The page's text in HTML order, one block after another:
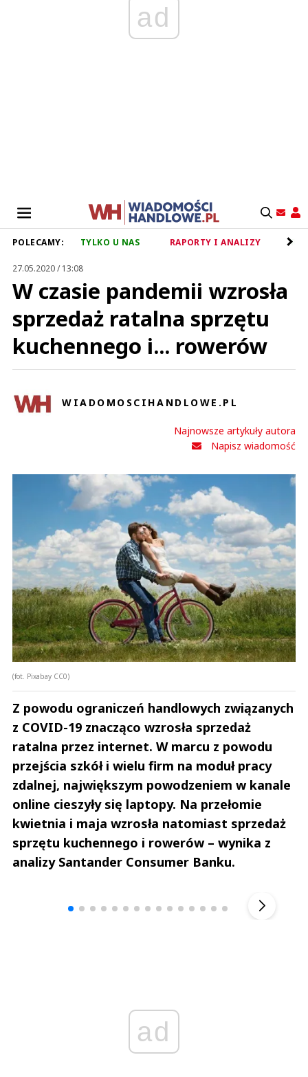
ad
POLECAMY: TYLKO U NAS RAPORTY I ANALIZY
27.05.2020 / 13:08
W czasie pandemii wzrosła
sprzedaż ratalna sprzętu
kuchennego i... rowerów
WIADOMOSCIHANDLOWE.PL
Najnowsze artykuły autora
Napisz wiadomość
(fot. Pixabay CC0)
Z powodu ograniczeń handlowych związanych
z COVID-19 znacząco wzrosła sprzedaż
ratalna przez internet. W marcu z powodu
przejścia szkół i wielu firm na moduł pracy
zdalnej, największym powodzeniem w kanale
online cieszyły się laptopy. Na przełomie
kwietnia i maja wzrosła natomiast sprzedaż
sprzętu kuchennego i rowerów – wynika z
analizy Santander Consumer Banku.
ad